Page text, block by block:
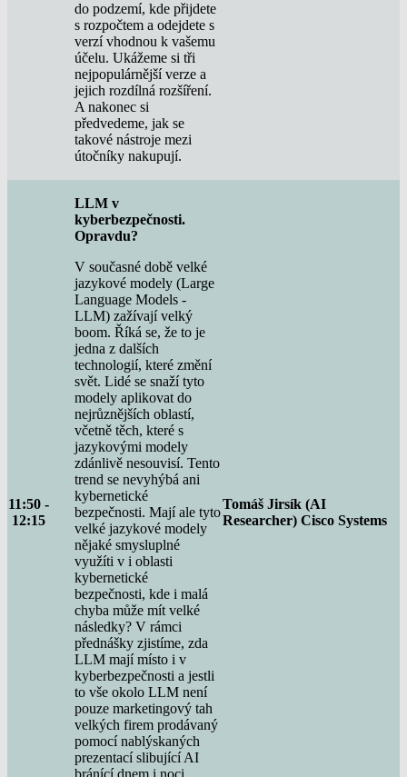
do podzemí, kde přijdete
s rozpočtem a odejdete s
verzí vhodnou k vašemu
účelu. Ukážeme si tři
nejpopulárnější verze a
jejich rozdílná rozšíření.
A nakonec si
předvedeme, jak se
takové nástroje mezi
útočníky nakupují.
11:50 -
12:15
LLM v
kyberbezpečnosti.
Opravdu?
V současné době velké
jazykové modely (Large
Language Models -
LLM) zažívají velký
boom. Říká se, že to je
jedna z dalších
technologií, které změní
svět. Lidé se snaží tyto
modely aplikovat do
nejrůznějších oblastí,
včetně těch, které s
jazykovými modely
zdánlivě nesouvisí. Tento
trend se nevyhýbá ani
kybernetické
bezpečnosti. Mají ale tyto
velké jazykové modely
nějaké smysluplné
využíti v i oblasti
kybernetické
bezpečnosti, kde i malá
chyba může mít velké
následky? V rámci
přednášky zjistíme, zda
LLM mají místo i v
kyberbezpečnosti a jestli
to vše okolo LLM není
pouze marketingový tah
velkých firem prodávaný
pomocí nablýskaných
prezentací slibující AI
bránící dnem i noci
Tomáš Jirsík (AI
Researcher) Cisco Systems